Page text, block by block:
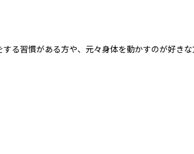
習慣がある方や、元々身体を動かすのが好き